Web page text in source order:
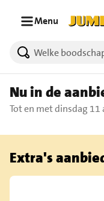
Menu
Nu in de
Tot en met dinsdag 11
Extra's